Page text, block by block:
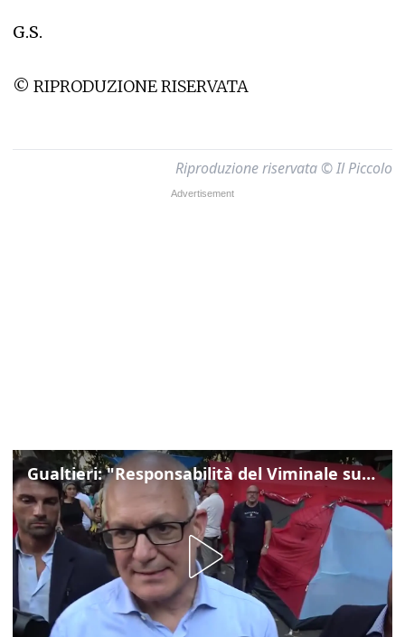
G.S.
© RIPRODUZIONE RISERVATA
Riproduzione riservata © Il Piccolo
Gualtieri: "Responsabilità del Viminale su Spin Time? La posizione dei partiti è nota"